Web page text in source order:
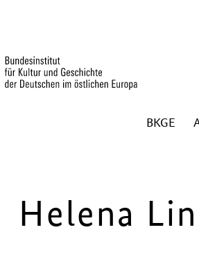
BKGE
Helena